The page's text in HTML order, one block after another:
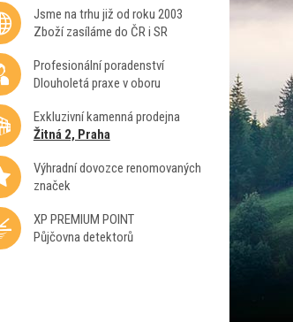
Jsme na trhu již od roku 2003
Zboží zasíláme do ČR i SR
Profesionální poradenství
Dlouholetá praxe v oboru
Exkluzivní kamenná prodejna
Žitná 2, Praha
Výhradní dovozce renomovaných
značek
XP PREMIUM POINT
Půjčovna detektorů